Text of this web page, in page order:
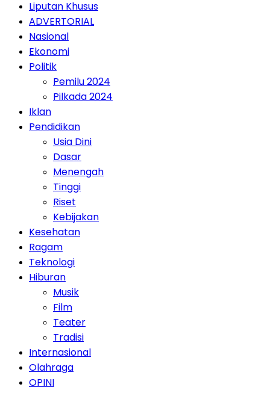
Liputan Khusus
ADVERTORIAL
Nasional
Ekonomi
Politik
Pemilu 2024
Pilkada 2024
Iklan
Pendidikan
Usia Dini
Dasar
Menengah
Tinggi
Riset
Kebijakan
Kesehatan
Ragam
Teknologi
Hiburan
Musik
Film
Teater
Tradisi
Internasional
Olahraga
OPINI